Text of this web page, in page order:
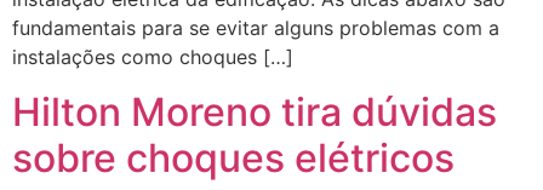
fundamentais para se evitar alguns problemas com a
instalações como choques […]
Hilton Moreno tira dúvidas
sobre choques elétricos